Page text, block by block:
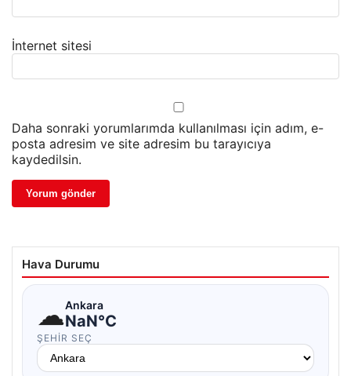
İnternet sitesi
Daha sonraki yorumlarımda kullanılması için adım, e-
posta adresim ve site adresim bu tarayıcıya
kaydedilsin.
Hava Durumu
☁Ankara
NaN°C
ŞEHIR SEÇ